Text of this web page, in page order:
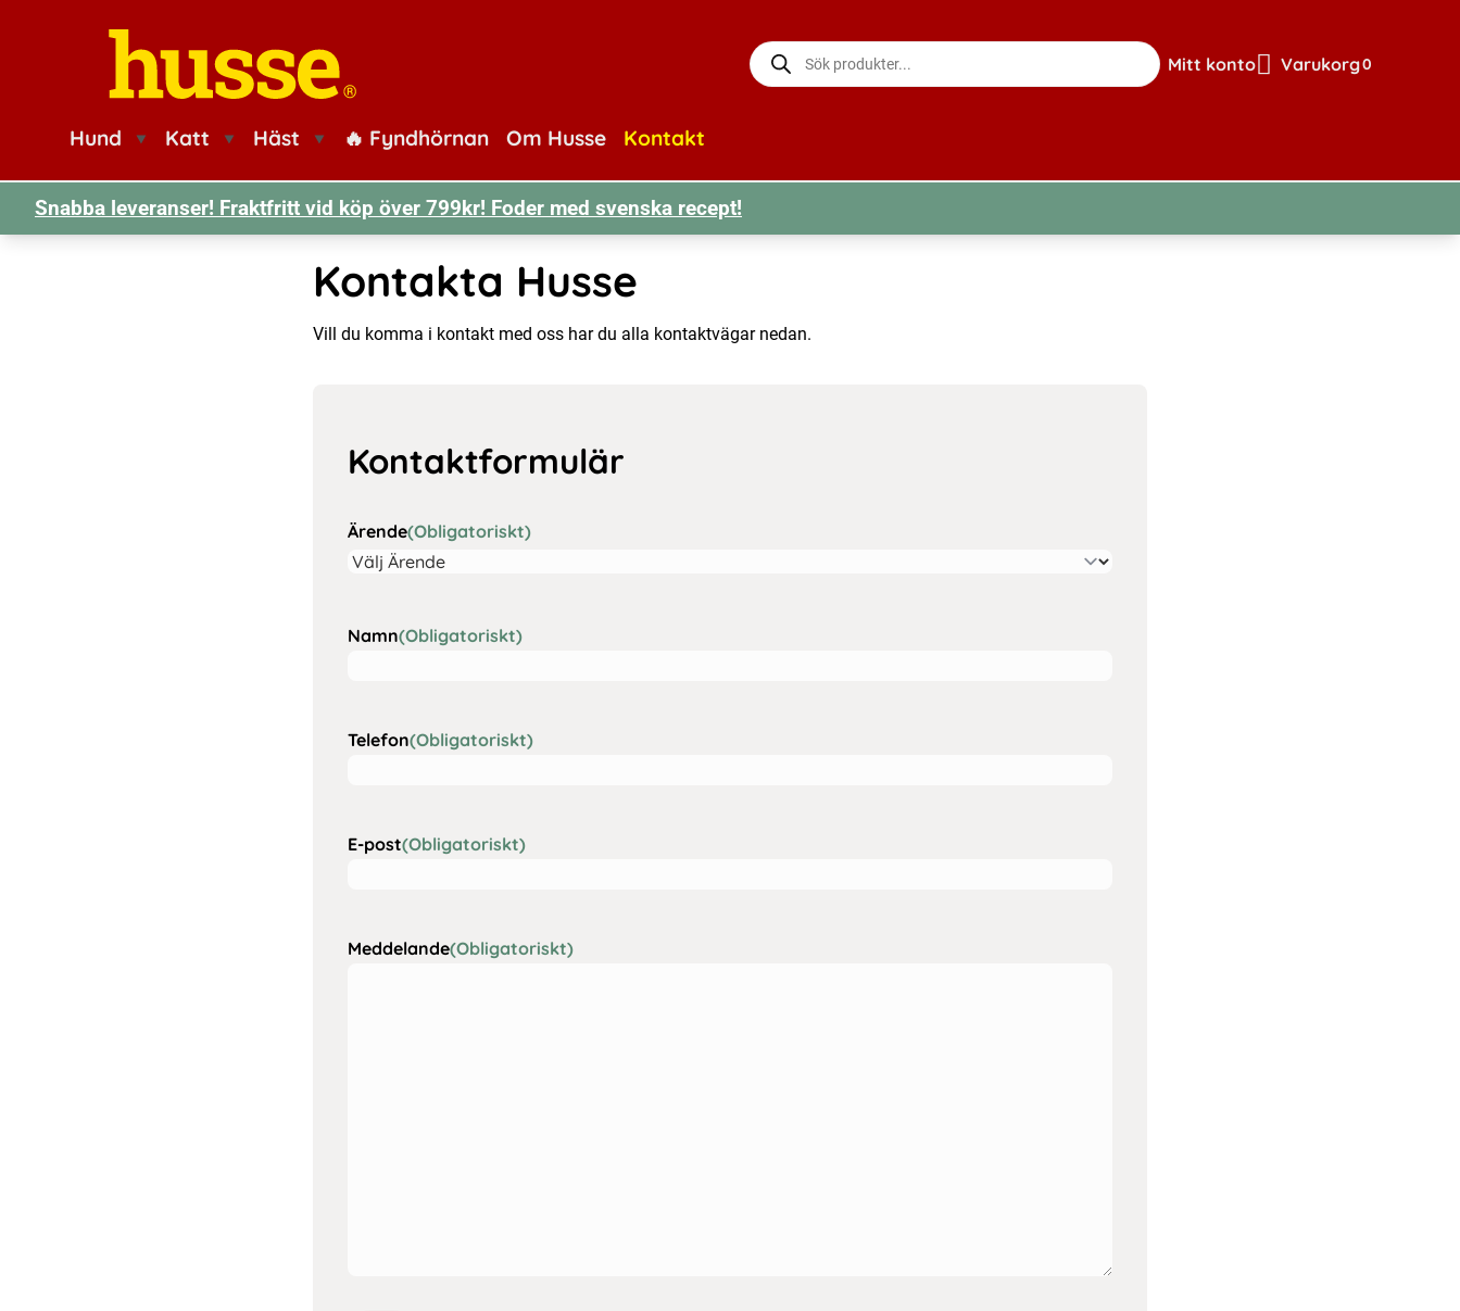
Husse logotyp
Produktsökning
Gå till sidan för mitt konto
Mitt konto
Visa din
Varukorg0
Hund Katt Häst 🔥 Fyndhörnan Om Husse Kontakt
Snabba leveranser! Fraktfritt vid köp över 799kr! Foder med svenska recept!
Kontakta Husse
Vill du komma i kontakt med oss har du alla kontaktvägar nedan.
Kontaktformulär
Ärende(Obligatoriskt)
Namn(Obligatoriskt)
Telefon(Obligatoriskt)
E-post(Obligatoriskt)
Meddelande(Obligatoriskt)